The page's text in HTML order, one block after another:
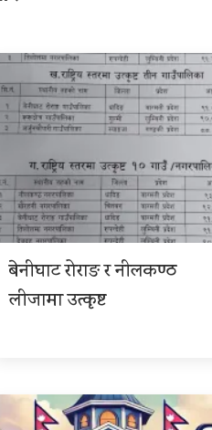
बेनीघाट रोराङ र नीलकण्ठ
लीजामा उत्कृष्ट